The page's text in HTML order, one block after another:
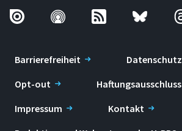
Barrierefreiheit
Datenschutz
Opt-out
Haftungsausschluss
Impressum
Kontakt